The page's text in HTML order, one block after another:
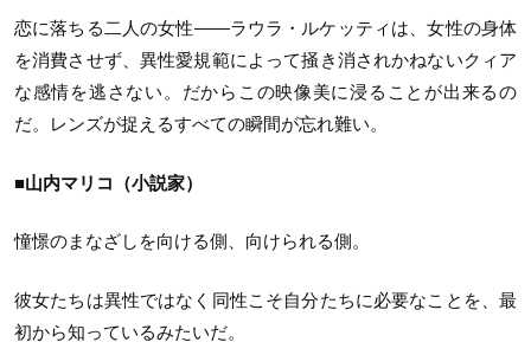
恋に落ちる二人の女性——ラウラ・ルケッティは、女性の身体
を消費させず、異性愛規範によって掻き消されかねないクィア
な感情を逃さない。だからこの映像美に浸ることが出来るの
だ。レンズが捉えるすべての瞬間が忘れ難い。
■山内マリコ（小説家）
憧憬のまなざしを向ける側、向けられる側。
彼女たちは異性ではなく同性こそ自分たちに必要なことを、最
初から知っているみたいだ。